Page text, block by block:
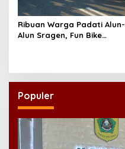
Ribuan Warga Padati Alun-
Alun Sragen, Fun Bike
Populer